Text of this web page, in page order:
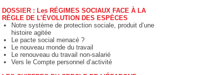
DOSSIER : Les RÉGIMES SOCIAUX FACE À LA
RÈGLE DE L’ÉVOLUTION DES ESPÈCES
Notre système de protection sociale, produit d’une
histoire agitée
Le pacte social menacé ?
Le nouveau monde du travail
Le renouveau du travail non-salarié
Vers le Compte personnel d’activité